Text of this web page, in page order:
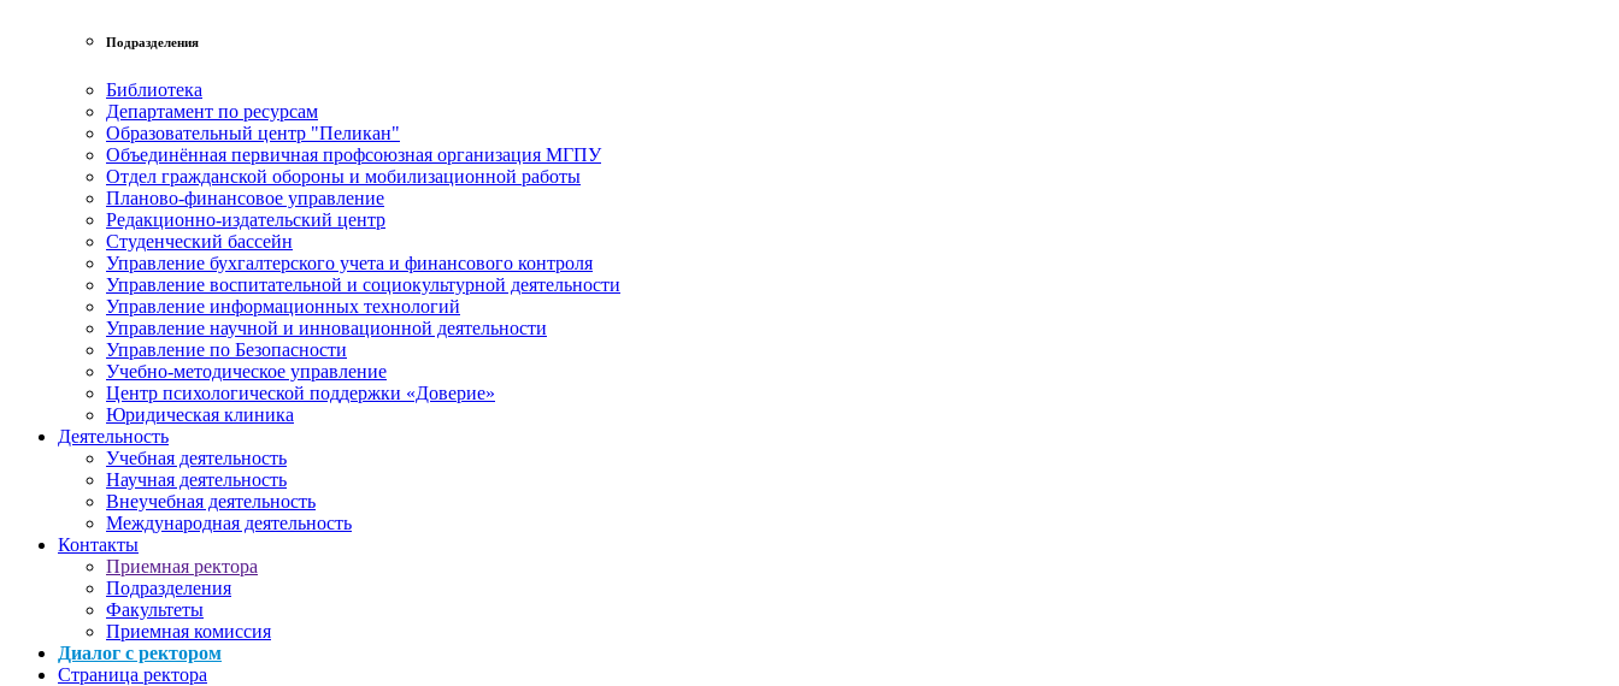
Подразделения
Библиотека
Департамент по ресурсам
Образовательный центр "Пеликан"
Объединённая первичная профсоюзная организация МГПУ
Отдел гражданской обороны и мобилизационной работы
Планово-финансовое управление
Редакционно-издательский центр
Студенческий бассейн
Управление бухгалтерского учета и финансового контроля
Управление воспитательной и социокультурной деятельности
Управление информационных технологий
Управление научной и инновационной деятельности
Управление по Безопасности
Учебно-методическое управление
Центр психологической поддержки «Доверие»
Юридическая клиника
Деятельность
Учебная деятельность
Научная деятельность
Внеучебная деятельность
Международная деятельность
Контакты
Приемная ректора
Подразделения
Факультеты
Приемная комиссия
Диалог с ректором
Страница ректора